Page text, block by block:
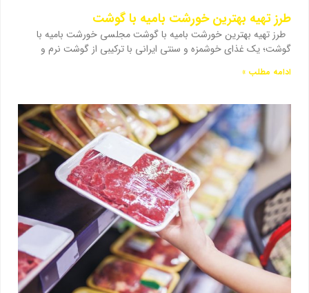
طرز تهیه بهترین خورشت بامیه با گوشت
طرز تهیه بهترین خورشت بامیه با گوشت مجلسی خورشت بامیه با
گوشت؛ یک غذای خوشمزه و سنتی ایرانی با ترکیبی از گوشت نرم و
ادامه مطلب »